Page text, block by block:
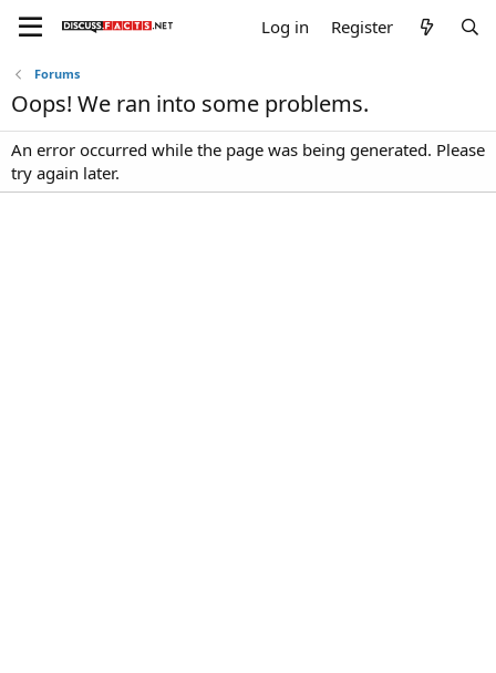
Log in Register
Forums
Oops! We ran into some problems.
An error occurred while the page was being generated. Please
try again later.